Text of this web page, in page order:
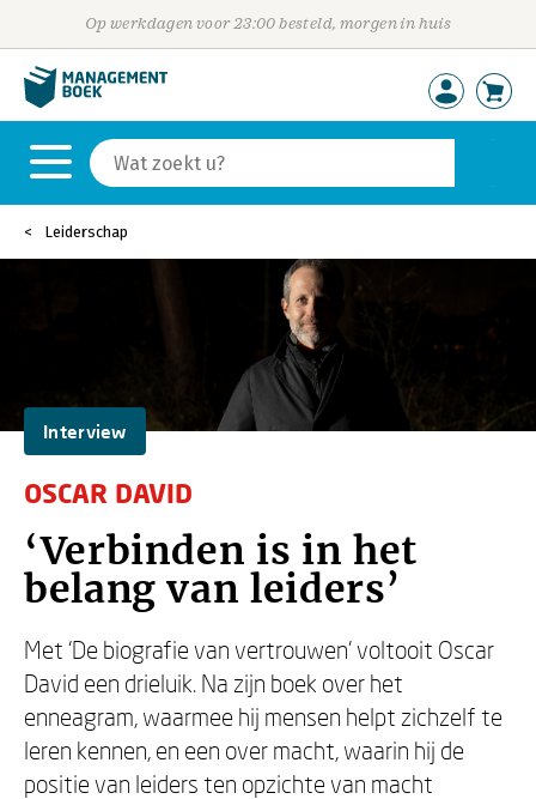
Op werkdagen voor 23:00 besteld, morgen in huis
Leiderschap
Interview
OSCAR DAVID
‘Verbinden is in het
belang van leiders’
Met ‘De biografie van vertrouwen’ voltooit Oscar
David een drieluik. Na zijn boek over het
enneagram, waarmee hij mensen helpt zichzelf te
leren kennen, en een over macht, waarin hij de
positie van leiders ten opzichte van macht